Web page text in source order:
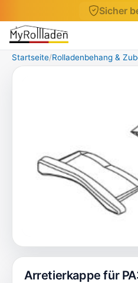
Startseite Rolladenbehang &
Arretierkappe für
Menge